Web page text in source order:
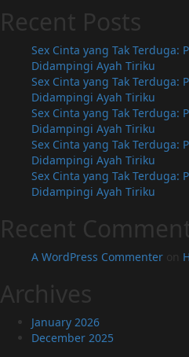
yang
Terjebak
dalam
Keadaan
Mabuk
Recent Posts
Sex Cinta yang Tak Terduga:
Didampingi Ayah Tiriku
Sex Cinta yang Tak Terduga:
Didampingi Ayah Tiriku
Sex Cinta yang Tak Terduga:
Didampingi Ayah Tiriku
Sex Cinta yang Tak Terduga:
Didampingi Ayah Tiriku
Sex Cinta yang Tak Terduga:
Didampingi Ayah Tiriku
Recent
A WordPress Commenter on
Archives
January 2026
December 2025